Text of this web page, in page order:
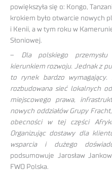
powiększyła się o: Kongo,
krokiem było otwarcie nowych
i Kenii, a w tym roku w
Słoniowej.
–
Dla polskiego
kierunkiem rozwoju. Jednak z
to rynek bardzo
rozbudowana sieć lokalnych
miejscowego prawa,
nowych oddziałów Grupy
obecności w tej części
Organizując dostawy dla
wsparcia i dużego
podsumowuje Jarosław
FWO Polska.